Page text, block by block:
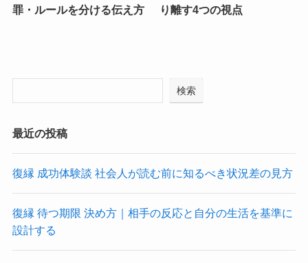
罪・ルールを分ける伝え方
り離す4つの視点
検索
最近の投稿
復縁 成功体験談 社会人が読む前に知るべき状況差の見方
復縁 待つ期限 決め方｜相手の反応と自分の生活を基準に
設計する